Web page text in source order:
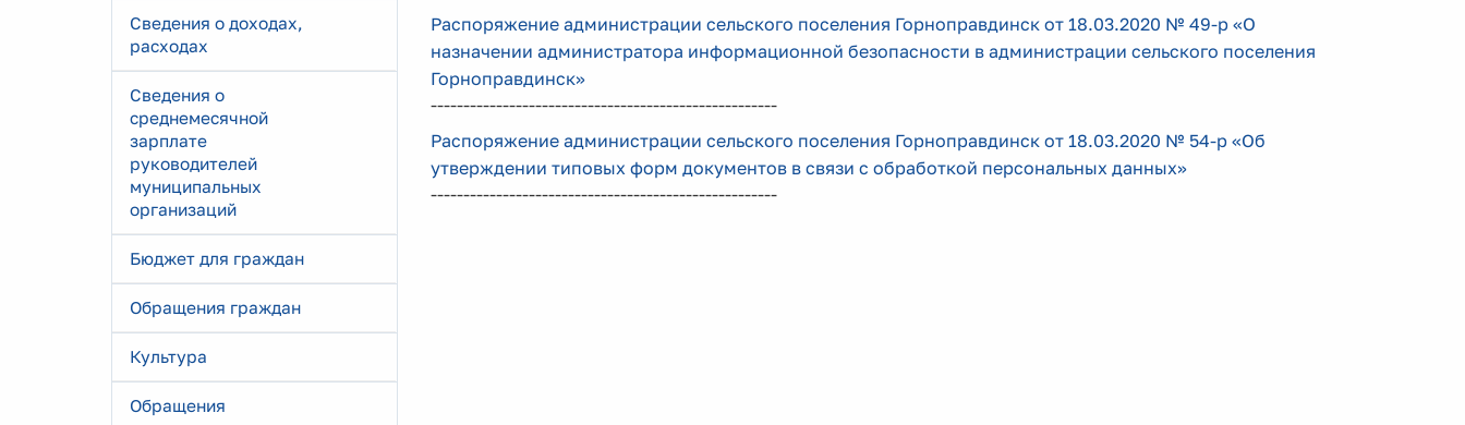
Сведения о доходах,
расходах
Сведения о
среднемесячной
зарплате
руководителей
муниципальных
организаций
Бюджет для граждан
Обращения граждан
Культура
Обращения
Распоряжение администрации сельского поселения Горноправдинск от 18.03.2020 № 49-р «О
назначении администратора информационной безопасности в администрации сельского поселения
Горноправдинск»
-----------------------------------------------------
Распоряжение администрации сельского поселения Горноправдинск от 18.03.2020 № 54-р «Об
утверждении типовых форм документов в связи с обработкой персональных данных»
-----------------------------------------------------